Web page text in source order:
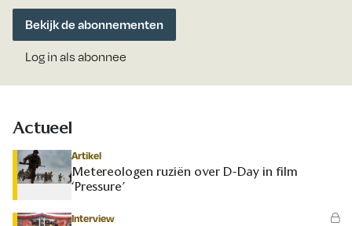
Bekijk de abonnementen
Log in als abonnee
Actueel
Artikel
Metereologen ruziën over D-Day in film
‘Pressure’
Interview